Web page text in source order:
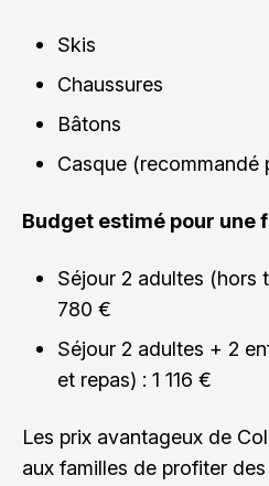
Skis
Chaussures
Bâtons
Casque (recommandé
Budget estimé pour une
Séjour 2 adultes (hors
780 €
Séjour 2 adultes + 2
et repas) : 1 116 €
Les prix avantageux de
aux familles de profiter